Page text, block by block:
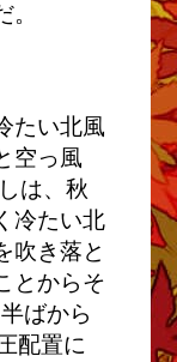
たい北風
空っ風
は、秋
冷たい北
吹き落と
とからそ
ばから
配置に